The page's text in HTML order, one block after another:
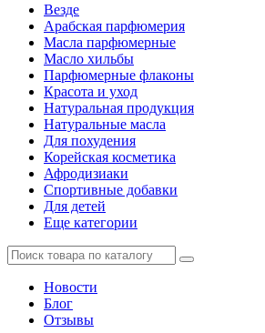
Везде
Арабская парфюмерия
Масла парфюмерные
Масло хильбы
Парфюмерные флаконы
Красота и уход
Натуральная продукция
Натуральные масла
Для похудения
Корейская косметика
Афродизиаки
Спортивные добавки
Для детей
Еще категории
Новости
Блог
Отзывы